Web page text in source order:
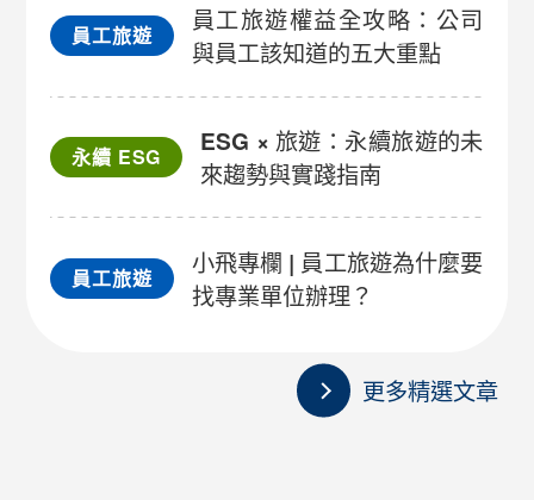
員工旅遊
員工旅遊權益全攻略：公司
與員工該知道的五大重點
永續 ESG
ESG × 旅遊：永續旅遊的未
來趨勢與實踐指南
員工旅遊
小飛專欄 | 員工旅遊為什麼要
找專業單位辦理？
更多精選文章